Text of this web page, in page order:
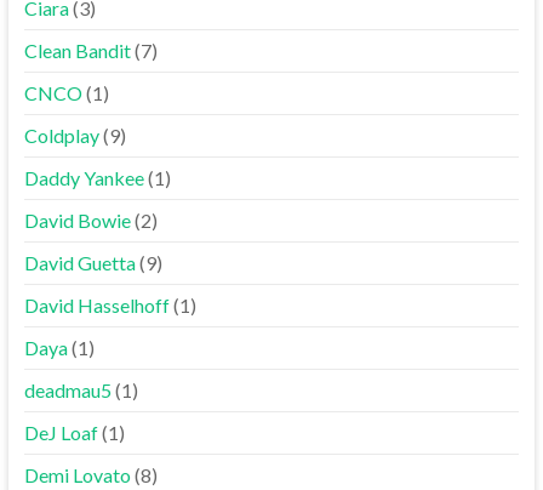
Ciara(3)
Clean Bandit(7)
CNCO(1)
Coldplay(9)
Daddy Yankee(1)
David Bowie(2)
David Guetta(9)
David Hasselhoff(1)
Daya(1)
deadmau5(1)
DeJ Loaf(1)
Demi Lovato(8)